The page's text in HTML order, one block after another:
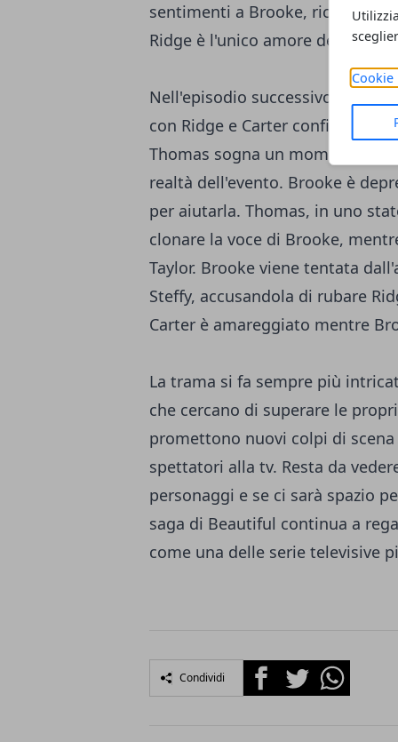
Cookie
sentimenti a Brooke, ricevendo
Ridge è l'unico amore della sua
Nell'episodio successivo,
con Ridge e Carter confida a
Thomas sogna un momento
realtà dell'evento. Brooke è
per aiutarla. Thomas, in uno
clonare la voce di Brooke,
Taylor. Brooke viene tentata
Steffy, accusandola di rubare
Carter è amareggiato mentre
La trama si fa sempre più
che cercano di superare le
promettono nuovi colpi di
spettatori alla tv. Resta da
personaggi e se ci sarà spazio
saga di Beautiful continua a
come una delle serie televisive
Condividi FacebookTwitterWhatsapp